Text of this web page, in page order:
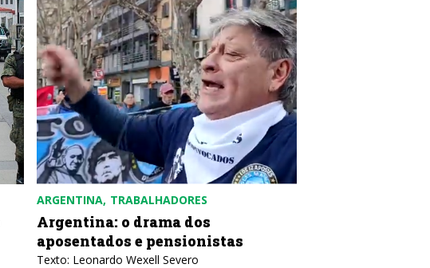
ARGENTINA TRABALHADORES
Argentina: o drama dos
aposentados e pensionistas
Texto: Leonardo Wexell Severo